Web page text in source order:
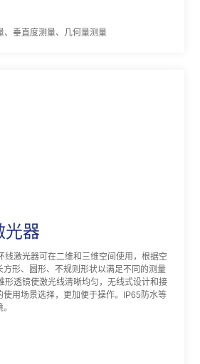
、垂直度测量、几何量测量
光器
线激光器可在二维和三维空间使用，根据空
方形、圆形、不规则形状以满足不同的测量
形透镜使激光线清晰均匀，无线式设计和接
使用场景选择，更加便于操作。IP65防水等